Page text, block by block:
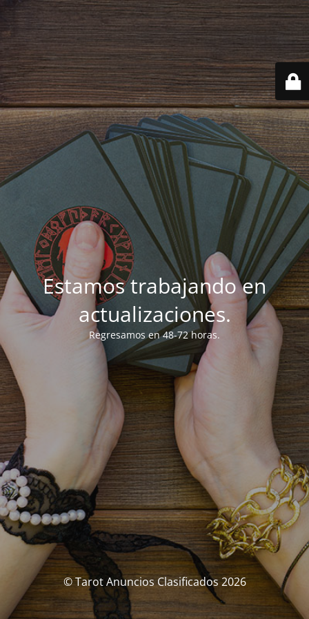
Estamos trabajando en
actualizaciones.
Regresamos en 48-72 horas.
© Tarot Anuncios Clasificados 2026